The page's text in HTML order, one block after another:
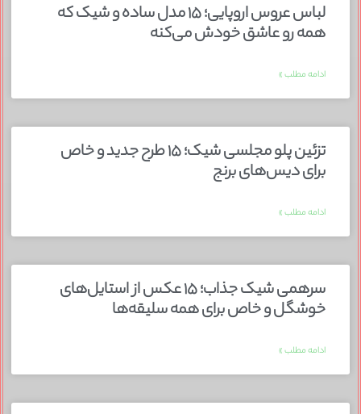
لباس عروس اروپایی؛ ۱۵ مدل ساده و شیک که
همه رو عاشق خودش می‌کنه
ادامه مطلب »
تزئین پلو مجلسی شیک؛ ۱۵ طرح جدید و خاص
برای دیس‌های برنج
ادامه مطلب »
سرهمی شیک جذاب؛ ۱۵ عکس از استایل‌های
خوشگل و خاص برای همه سلیقه‌ها
ادامه مطلب »